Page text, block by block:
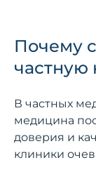
Почему
частную
В частных
медицина
доверия и
клиники